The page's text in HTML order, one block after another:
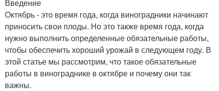
Введение
Октябрь - это время года, когда виноградники начинают
приносить свои плоды. Но это также время года, когда
нужно выполнить определенные обязательные работы,
чтобы обеспечить хороший урожай в следующем году. В
этой статье мы рассмотрим, что такое обязательные
работы в винограднике в октябре и почему они так
важны.